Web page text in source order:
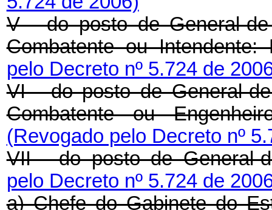
V - do posto de General-
Combatente ou
pelo Decreto nº 5.724 de
VI - do posto de General-
Combatente ou
(Revogado pelo Decreto nº
VII - do posto de General-
pelo Decreto nº 5.724 de
a) Chefe do Gabinete do